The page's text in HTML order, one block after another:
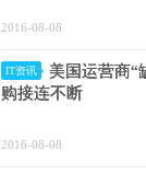
2016-08-08
IT资讯
美国运营商“
购接连不断
2016-08-08